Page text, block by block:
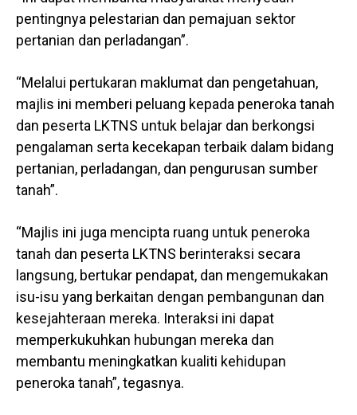
pentingnya pelestarian dan pemajuan sektor
pertanian dan perladangan”.
“Melalui pertukaran maklumat dan pengetahuan,
majlis ini memberi peluang kepada peneroka tanah
dan peserta LKTNS untuk belajar dan berkongsi
pengalaman serta kecekapan terbaik dalam bidang
pertanian, perladangan, dan pengurusan sumber
tanah”.
“Majlis ini juga mencipta ruang untuk peneroka
tanah dan peserta LKTNS berinteraksi secara
langsung, bertukar pendapat, dan mengemukakan
isu-isu yang berkaitan dengan pembangunan dan
kesejahteraan mereka. Interaksi ini dapat
memperkukuhkan hubungan mereka dan
membantu meningkatkan kualiti kehidupan
peneroka tanah”, tegasnya.